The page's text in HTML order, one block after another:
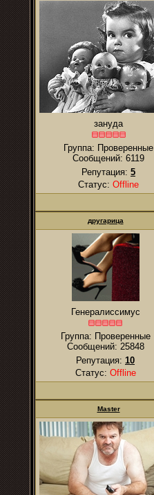
зануда
Группа: Проверенные
Сообщений: 6119
Репутация: 5
Статус: Offline
другарица
Генералиссимус
Группа: Проверенные
Сообщений: 25848
Репутация: 10
Статус: Offline
Master